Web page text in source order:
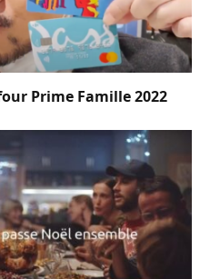
Prime Famille 2022